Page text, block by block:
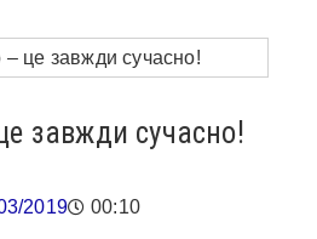
завжди сучасно!
2019 00:10